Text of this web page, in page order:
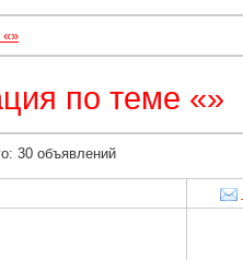
по теме «»
30 объявлений